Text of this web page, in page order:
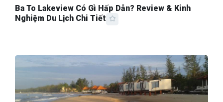
Ba To Lakeview Có Gì Hấp Dẫn? Review & Kinh
Nghiệm Du Lịch Chi Tiết